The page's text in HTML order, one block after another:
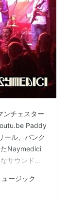
ンチェスター
Paddy
ール、パンク
たNaymedici
サウンド
イルランド
Pogues、
ージック